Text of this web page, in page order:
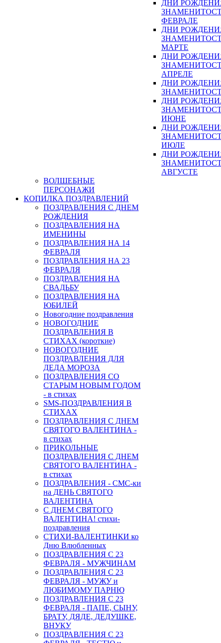
ДНИ
ФЕВРАЛЕ
ДНИ
МАРТЕ
ДНИ
АПРЕЛЕ
ДНИ
ДНИ
ИЮНЕ
ДНИ
ИЮЛЕ
ДНИ
АВГУСТЕ
ВОЛШЕБНЫЕ
ПЕРСОНАЖИ
КОПИЛКА ПОЗДРАВЛЕНИЙ
ПОЗДРАВЛЕНИЯ С ДНЕМ
РОЖДЕНИЯ
ПОЗДРАВЛЕНИЯ НА
ИМЕНИНЫ
ПОЗДРАВЛЕНИЯ НА 14
ФЕВРАЛЯ
ПОЗДРАВЛЕНИЯ НА 23
ФЕВРАЛЯ
ПОЗДРАВЛЕНИЯ НА
СВАДЬБУ
ПОЗДРАВЛЕНИЯ НА
ЮБИЛЕЙ
Новогодние поздравления
НОВОГОДНИЕ
ПОЗДРАВЛЕНИЯ В
СТИХАХ (короткие)
НОВОГОДНИЕ
ПОЗДРАВЛЕНИЯ ДЛЯ
ДЕДА МОРОЗА
ПОЗДРАВЛЕНИЯ СО
СТАРЫМ НОВЫМ ГОДОМ
- в стихах
SMS-ПОЗДРАВЛЕНИЯ В
СТИХАХ
ПОЗДРАВЛЕНИЯ С ДНЕМ
СВЯТОГО ВАЛЕНТИНА -
в стихах
ПРИКОЛЬНЫЕ
ПОЗДРАВЛЕНИЯ С ДНЕМ
СВЯТОГО ВАЛЕНТИНА -
в стихах
ПОЗДРАВЛЕНИЯ - СМС-ки
на ДЕНЬ СВЯТОГО
ВАЛЕНТИНА
С ДНЕМ СВЯТОГО
ВАЛЕНТИНА! стихи-
поздравления
СТИХИ-ВАЛЕНТИНКИ ко
Дню Влюбленных
ПОЗДРАВЛЕНИЯ С 23
ФЕВРАЛЯ - МУЖЧИНАМ
ПОЗДРАВЛЕНИЯ С 23
ФЕВРАЛЯ - МУЖУ и
ЛЮБИМОМУ ПАРНЮ
ПОЗДРАВЛЕНИЯ С 23
ФЕВРАЛЯ - ПАПЕ, СЫНУ,
БРАТУ, ДЯДЕ, ДЕДУШКЕ,
ВНУКУ
ПОЗДРАВЛЕНИЯ С 23